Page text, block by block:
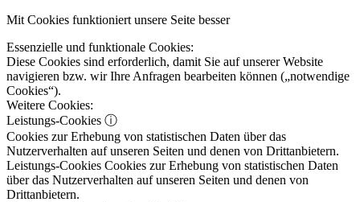
Mit Cookies funktioniert unsere Seite besser
Essenzielle und funktionale Cookies:
Diese Cookies sind erforderlich, damit Sie auf unserer Website
navigieren bzw. wir Ihre Anfragen bearbeiten können („notwendige
Cookies“).
Weitere Cookies:
Leistungs-Cookies ⓘ
Cookies zur Erhebung von statistischen Daten über das
Nutzerverhalten auf unseren Seiten und denen von Drittanbietern.
Leistungs-Cookies Cookies zur Erhebung von statistischen Daten
über das Nutzerverhalten auf unseren Seiten und denen von
Drittanbietern.